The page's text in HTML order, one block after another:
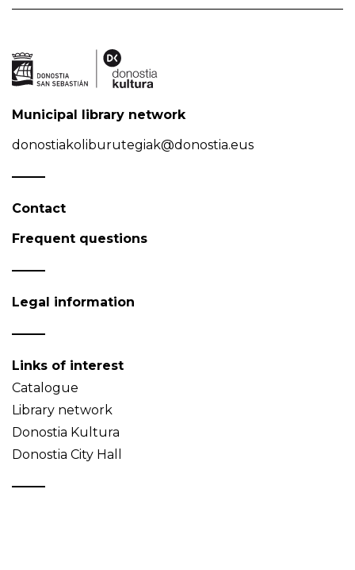
Municipal library network
donostiakoliburutegiak@donostia.eus
Contact
Frequent questions
Legal information
Links of interest
Catalogue
Library network
Donostia Kultura
Donostia City Hall